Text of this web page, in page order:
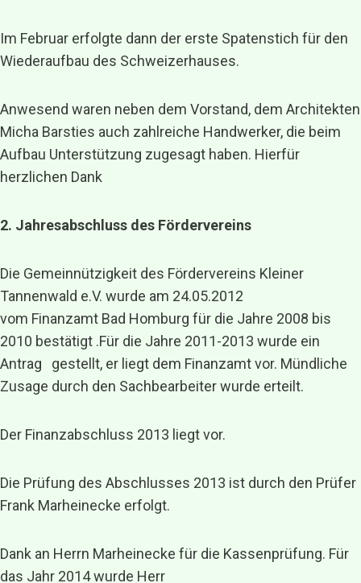
Im Februar erfolgte dann der erste Spatenstich für den
Wiederaufbau des Schweizerhauses.
Anwesend waren neben dem Vorstand, dem Architekten
Micha Barsties auch zahlreiche Handwerker, die beim
Aufbau Unterstützung zugesagt haben. Hierfür
herzlichen Dank
2. Jahresabschluss des Fördervereins
Die Gemeinnützigkeit des Fördervereins Kleiner
Tannenwald e.V. wurde am 24.05.2012
vom Finanzamt Bad Homburg für die Jahre 2008 bis
2010 bestätigt .Für die Jahre 2011-2013 wurde ein
Antrag gestellt, er liegt dem Finanzamt vor. Mündliche
Zusage durch den Sachbearbeiter wurde erteilt.
Der Finanzabschluss 2013 liegt vor.
Die Prüfung des Abschlusses 2013 ist durch den Prüfer
Frank Marheinecke erfolgt.
Dank an Herrn Marheinecke für die Kassenprüfung. Für
das Jahr 2014 wurde Herr